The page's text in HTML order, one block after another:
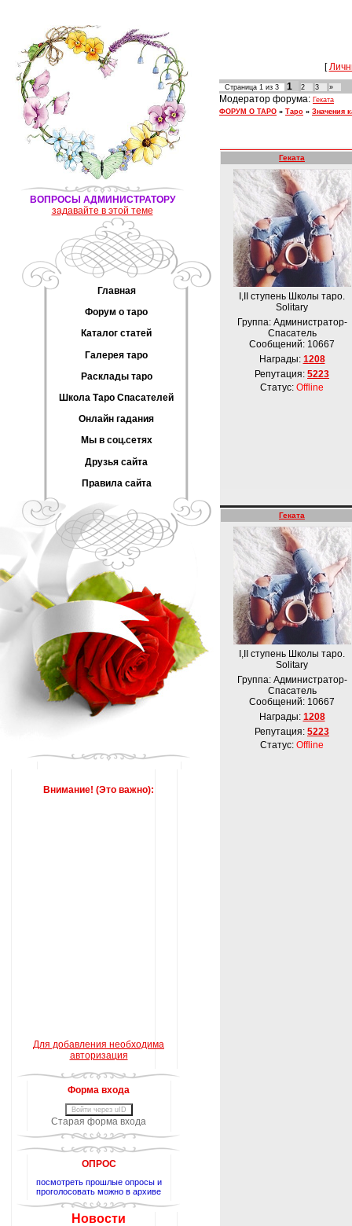
ВОПРОСЫ АДМИНИСТРАТОРУ
задавайте в этой теме
Главная
Форум о таро
Каталог статей
Галерея таро
Расклады таро
Школа Таро Спасателей
Онлайн гадания
Мы в соц.сетях
Друзья сайта
Правила сайта
Внимание! (Это важно):
Для добавления необходима
авторизация
Форма входа
Войти через uID
Старая форма входа
ОПРОС
посмотреть прошлые опросы и
проголосовать можно в архиве
Новости
[
Страница 1 из 3 1 2 3 »
Модератор форума: Геката
ФОРУМ О ТАРО » Таро » Значения
Геката
I,II ступень Школы таро.
Solitary
Группа: Администратор-
Спасатель
Сообщений: 10667
Награды: 1208
Репутация: 5223
Статус: Offline
Геката
I,II ступень Школы таро.
Solitary
Группа: Администратор-
Спасатель
Сообщений: 10667
Награды: 1208
Репутация: 5223
Статус: Offline